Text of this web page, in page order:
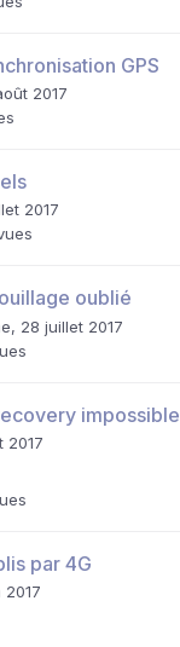
GPS
2017
2017
oublié
, 28 juillet 2017
impossible
2017
par 4G
2017